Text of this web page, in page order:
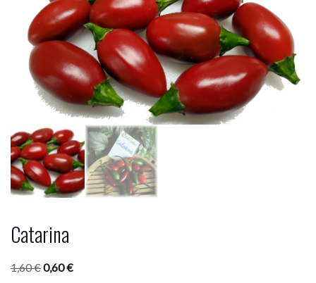
Catarina
1,60€Algne
0,60€Praegune